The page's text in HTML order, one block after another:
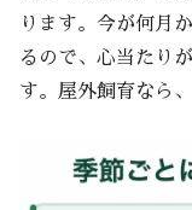
ります。今が何月
るので、心当たり
す。屋外飼育なら